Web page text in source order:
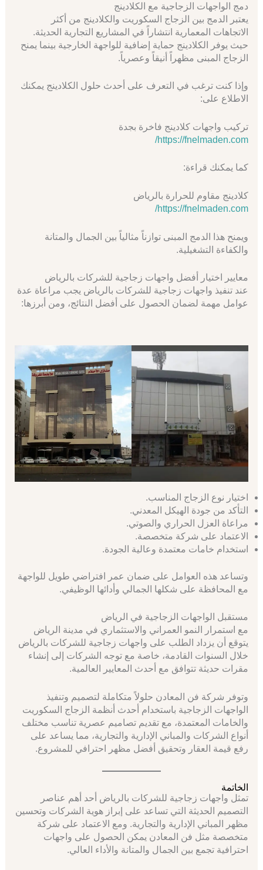
دمج الواجهات الزجاجية مع الكلادينج
يعتبر الدمج بين الزجاج السكوريت والكلادينج من أكثر
الاتجاهات المعمارية انتشاراً في المشاريع التجارية الحديثة.
حيث يوفر الكلادينج حماية إضافية للواجهة الخارجية بينما يمنح
الزجاج المبنى مظهراً أنيقاً وعصرياً.
وإذا كنت ترغب في التعرف على أحدث حلول الكلادينج يمكنك
الاطلاع على:
تركيب واجهات كلادينج فاخرة بجدة
https://fnelmaden.com/
كما يمكنك قراءة:
كلادينج مقاوم للحرارة بالرياض
https://fnelmaden.com/
ويمنح هذا الدمج المبنى توازناً مثالياً بين الجمال والمتانة
والكفاءة التشغيلية.
معايير اختيار أفضل واجهات زجاجية للشركات بالرياض
عند تنفيذ واجهات زجاجية للشركات بالرياض يجب مراعاة عدة
عوامل مهمة لضمان الحصول على أفضل النتائج، ومن أبرزها:
اختيار نوع الزجاج المناسب.
التأكد من جودة الهيكل المعدني.
مراعاة العزل الحراري والصوتي.
الاعتماد على شركة متخصصة.
استخدام خامات معتمدة وعالية الجودة.
وتساعد هذه العوامل على ضمان عمر افتراضي طويل للواجهة
مع المحافظة على شكلها الجمالي وأدائها الوظيفي.
مستقبل الواجهات الزجاجية في الرياض
مع استمرار النمو العمراني والاستثماري في مدينة الرياض
يتوقع أن يزداد الطلب على واجهات زجاجية للشركات بالرياض
خلال السنوات القادمة، خاصة مع توجه الشركات إلى إنشاء
مقرات حديثة تتوافق مع أحدث المعايير العالمية.
وتوفر شركة فن المعادن حلولاً متكاملة لتصميم وتنفيذ
الواجهات الزجاجية باستخدام أحدث أنظمة الزجاج السكوريت
والخامات المعتمدة، مع تقديم تصاميم عصرية تناسب مختلف
أنواع الشركات والمباني الإدارية والتجارية، مما يساعد على
رفع قيمة العقار وتحقيق أفضل مظهر احترافي للمشروع.
الخاتمة
تمثل واجهات زجاجية للشركات بالرياض أحد أهم عناصر
التصميم الحديثة التي تساعد على إبراز هوية الشركات وتحسين
مظهر المباني الإدارية والتجارية. ومع الاعتماد على شركة
متخصصة مثل فن المعادن يمكن الحصول على واجهات
احترافية تجمع بين الجمال والمتانة والأداء العالي.